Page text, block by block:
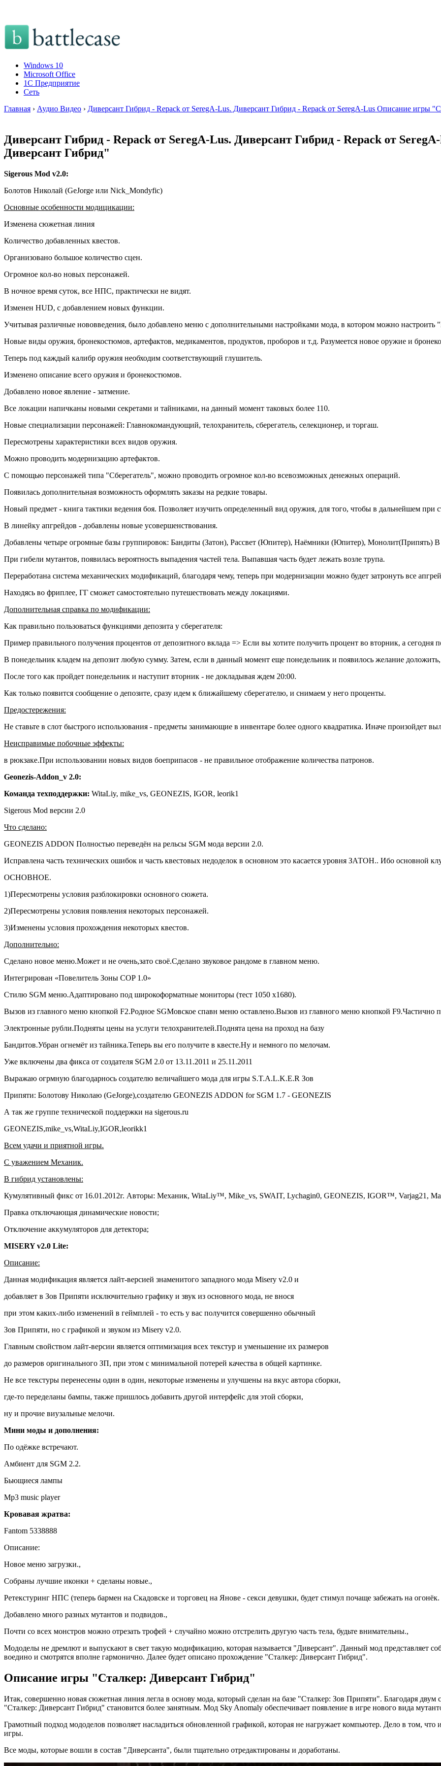
Windows 10
Microsoft Office
1C Предприятие
Сеть
Главная › Аудио Видео › Диверсант Гибрид - Repack от SeregA-Lus. Диверсант Гибрид - Repack от SeregA-Lus Описание игры
Диверсант Гибрид - Repack от SeregA-Lus. Диверсант Гибрид - Repack от
Диверсант Гибрид"
Sigerous Mod v2.0:
Болотов Николай (GeJorge или Nick_Mondyfic)
Основные особенности модицикации:
Изменена сюжетная линия
Количество добавленных квестов.
Организовано большое количество сцен.
Огромное кол-во новых персонажей.
В ночное время суток, все НПС, практически не видят.
Изменен HUD, с добавлением новых функции.
Учитывая различные нововведения, было добавлено меню с дополнительными настройками мода, в котором можно
Новые виды оружия, бронекостюмов, артефактов, медикаментов, продуктов, проборов и т.д. Разумеется новое оружие и
Теперь под каждый калибр оружия необходим соответствующий глушитель.
Изменено описание всего оружия и бронекостюмов.
Добавлено новое явление - затмение.
Все локации напичканы новыми секретами и тайниками, на данный момент таковых более 110.
Новые специализации персонажей: Главнокомандующий, телохранитель, сберегатель, селекционер, и торгаш.
Пересмотрены характеристики всех видов оружия.
Можно проводить модернизацию артефактов.
С помощью персонажей типа "Сберегатель", можно проводить огромное кол-во всевозможных денежных операций.
Появилась дополнительная возможность оформлять заказы на редкие товары.
Новый предмет - книга тактики ведения боя. Позволяет изучить определенный вид оружия, для того, чтобы в дальнейшем при
В линейку апгрейдов - добавлены новые усовершенствования.
Добавлены четыре огромные базы группировок: Бандиты (Затон), Рассвет (Юпитер), Наёмники (Юпитер), Монолит(Припять)
При гибели мутантов, появилась вероятность выпадения частей тела. Выпавшая часть будет лежать возле трупа.
Переработана система механических модификаций, благодаря чему, теперь при модернизации можно будет затронуть все
Находясь во фриплее, ГГ сможет самостоятельно путешествовать между локациями.
Дополнительная справка по модификации:
Как правильно пользоваться функциями депозита у сберегателя:
Пример правильного получения процентов от депозитного вклада => Если вы хотите получить процент во вторник, а сегодня
В понедельник кладем на депозит любую сумму. Затем, если в данный момент еще понедельник и появилось желание
После того как пройдет понедельник и наступит вторник - не докладывая ждем 20:00.
Как только появится сообщение о депозите, сразу идем к ближайшему сберегателю, и снимаем у него проценты.
Предостережения:
Не ставьте в слот быстрого использования - предметы занимающие в инвентаре более одного квадратика. Иначе произойдет
Неисправимые побочные эффекты:
в рюкзаке.При использовании новых видов боеприпасов - не правильное отображение количества патронов.
Geonezis-Addon_v 2.0:
Команда техподдержки: WitaLiy, mike_vs, GEONEZIS, IGOR, leorik1
Sigerous Mod версии 2.0
Что сделано:
GEONEZIS ADDON Полностью переведён на рельсы SGM мода версии 2.0.
Исправлена часть технических ошибок и часть квестовых недоделок в основном это касается уровня ЗАТОН.. Ибо основной
ОСНОВНОЕ.
1)Пересмотрены условия разблокировки основного сюжета.
2)Пересмотрены условия появления некоторых персонажей.
3)Изменены условия прохождения некоторых квестов.
Дополнительно:
Сделано новое меню.Может и не очень,зато своё.Сделано звуковое рандоме в главном меню.
Интегрирован «Повелитель Зоны COP 1.0»
Стилю SGM меню.Адаптировано под широкоформатные мониторы (тест 1050 х1680).
Вызов из главного меню кнопкой F2.Родное SGMовское спавн меню оставлено.Вызов из главного меню кнопкой
Электронные рубли.Подняты цены на услуги телохранителей.Поднята цена на проход на базу
Бандитов.Убран огнемёт из тайника.Теперь вы его получите в квесте.Ну и немного по мелочам.
Уже включены два фикса от создателя SGM 2.0 от 13.11.2011 и 25.11.2011
Выражаю огрмную благодарнось создателю величайшего мода для игры S.T.A.L.K.E.R Зов
Припяти: Болотову Николаю (GeJorge),создателю GEONEZIS ADDON for SGM 1.7 - GEONEZIS
А так же группе технической поддержки на sigerous.ru
GEONEZIS,mike_vs,WitaLiy,IGOR,leorikk1
Всем удачи и приятной игры.
С уважением Механик.
В гибрид установлены:
Кумулятивный фикс от 16.01.2012г. Авторы: Механик, WitaLiy™, Mike_vs, SWAIT, Lychagin0, GEONEZIS, IGOR™, Varjag21,
Правка отключающая динамические новости;
Отключение аккумуляторов для детектора;
MISERY v2.0 Lite:
Описание:
Данная модификация является лайт-версией знаменитого западного мода Misery v2.0 и
добавляет в Зов Припяти исключительно графику и звук из основного мода, не внося
при этом каких-либо изменений в геймплей - то есть у вас получится совершенно обычный
Зов Припяти, но с графикой и звуком из Misery v2.0.
Главным свойством лайт-версии является оптимизация всех текстур и уменьшение их размеров
до размеров оригинального ЗП, при этом с минимальной потерей качества в общей картинке.
Не все текстуры перенесены один в один, некоторые изменены и улучшены на вкус автора сборки,
где-то переделаны бампы, также пришлось добавить другой интерфейс для этой сборки,
ну и прочие виузальные мелочи.
Мини моды и дополнения:
По одёжке встречают.
Амбиент для SGM 2.2.
Бьющиеся лампы
Mp3 music player
Кровавая жратва:
Fantom 5338888
Описание:
Новое меню загрузки.,
Собраны лучшие иконки + сделаны новые.,
Ретекстуринг НПС (теперь бармен на Скадовске и торговец на Янове - секси девушки, будет стимул почаще забежать на огонёк.
Добавлено много разных мутантов и подвидов.,
Почти со всех монстров можно отрезать трофей + случайно можно отстрелить другую часть тела, будьте внимательны.,
Мододелы не дремлют и выпускают в свет такую модификацию, которая называется "Диверсант". Данный мод представляет
воедино и смотрятся вполне гармонично. Далее будет описано прохождение "Сталкер: Диверсант Гибрид".
Описание игры "Сталкер: Диверсант Гибрид"
Итак, совершенно новая сюжетная линия легла в основу мода, который сделан на базе "Сталкер: Зов Припяти". Благодаря
"Сталкер: Диверсант Гибрид" становится более занятным. Мод Sky Anomaly обеспечивает появление в игре нового вида
Грамотный подход мододелов позволяет насладиться обновленной графикой, которая не нагружает компьютер. Дело в том,
игры.
Все моды, которые вошли в состав "Диверсанта", были тщательно отредактированы и доработаны.